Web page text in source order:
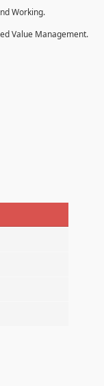
Working.
Value Management.